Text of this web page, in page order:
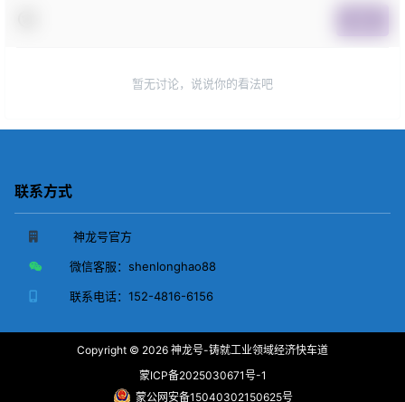
暂无讨论，说说你的看法吧
联系方式
神龙号官方
微信客服： shenlonghao88
联系电话： 152-4816-6156
Copyright © 2026 神龙号-铸就工业领域经济快车道
蒙ICP备2025030671号-1
蒙公网安备15040302150625号